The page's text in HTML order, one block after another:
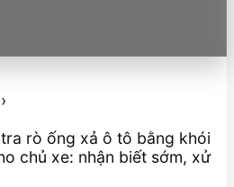
›
rò ống xả ô tô bằng khói
chủ xe: nhận biết sớm, xử